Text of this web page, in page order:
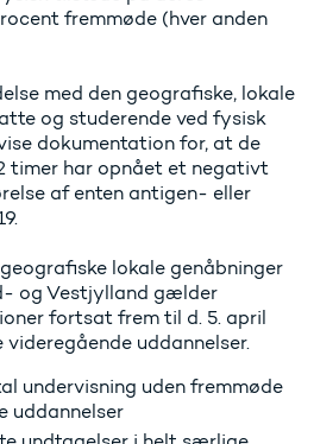
fremmøde (hver anden
med den geografiske, lokale
og studerende ved fysisk
dokumentation for, at de
timer har opnået et negativt
af enten antigen- eller
lokale genåbninger
og Vestjylland gælder
fortsat frem til d. 5. april
uddannelser.
undervisning uden fremmøde
uddannelser